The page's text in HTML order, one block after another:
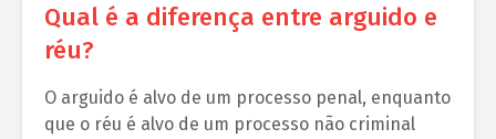
Qual é a diferença entre arguido e
réu?
O arguido é alvo de um processo penal, enquanto
que o réu é alvo de um processo não criminal